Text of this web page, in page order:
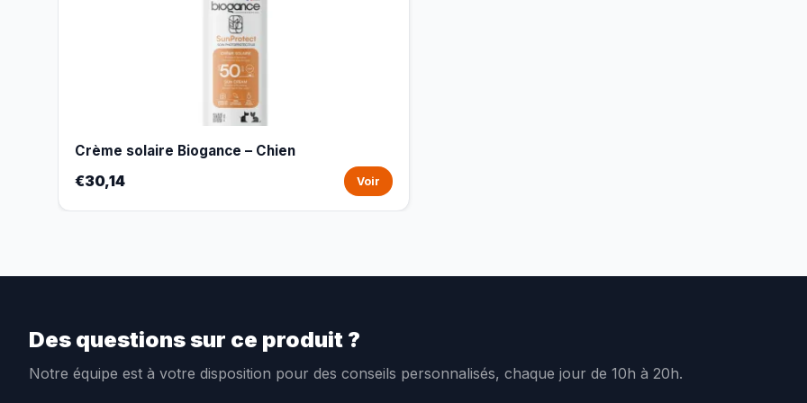
Crème solaire Biogance – Chien
€30,14 Voir
Des questions sur ce produit ?
Notre équipe est à votre disposition pour des conseils personnalisés, chaque jour de 10h à 20h.